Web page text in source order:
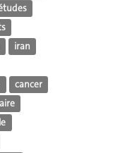
iran
cancer